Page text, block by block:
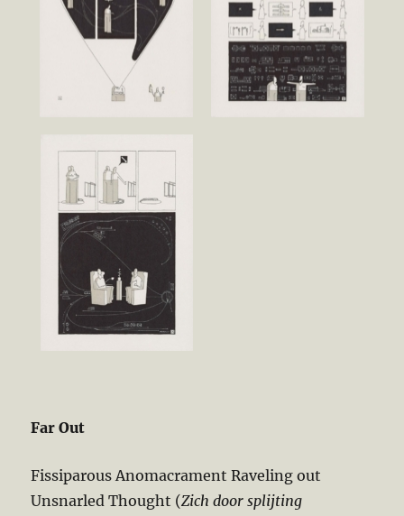
Far Out
Fissiparous Anomacrament Raveling out
Unsnarled Thought (Zich door splijting